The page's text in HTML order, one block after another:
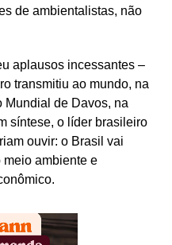
de ambientalistas, não
aplausos incessantes –
transmitiu ao mundo, na
Mundial de Davos, na
síntese, o líder brasileiro
ouvir: o Brasil vai
ambiente e